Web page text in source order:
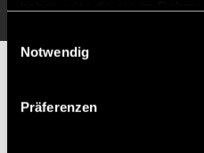
Notwendig
Präferenzen